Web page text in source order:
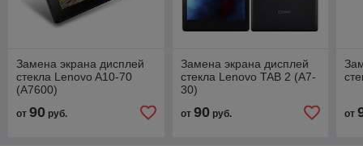
Замена экрана дисплей
стекла Lenovo A10-70
(A7600)
от 90 руб.
Замена экрана дисплей
стекла Lenovo TAB 2 (A7-
30)
от 90руб. от